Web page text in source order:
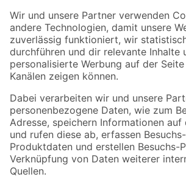
Der toom Newsletter: Keine Angebote und Aktionen
Zur Newsletter Anmeldung
Folge uns
Zahlungsarten